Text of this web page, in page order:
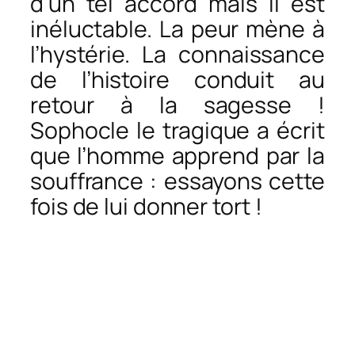
inéluctable. La peur mène à
l’hystérie. La connaissance
de l’histoire conduit au
retour à la sagesse !
Sophocle le tragique a écrit
que l’homme apprend par la
souffrance : essayons cette
fois de lui donner tort !